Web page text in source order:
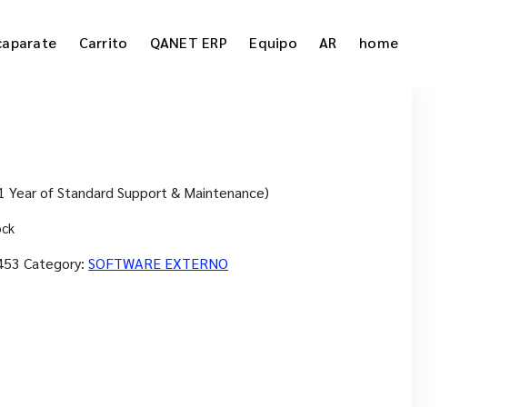
Carrito QANET ERP Equipo AR home
Year of Standard Support & Maintenance)
Category:SOFTWARE EXTERNO